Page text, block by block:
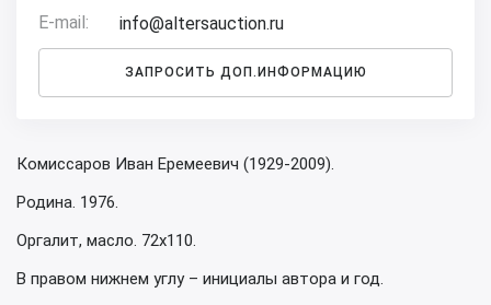
E-mail: info@altersauction.ru
ЗАПРОСИТЬ ДОП.ИНФОРМАЦИЮ
Комиссаров Иван Еремеевич (1929-2009).
Родина. 1976.
Оргалит, масло. 72х110.
В правом нижнем углу – инициалы автора и год.